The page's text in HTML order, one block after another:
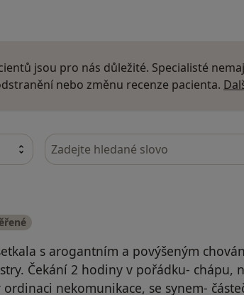
jsou pro nás důležité. Specialisté
nebo změnu recenze pacienta.
Hledejte v názorech
s arogantním a povýšeným
Čekání 2 hodiny v pořádku- chápu,
nekomunikace, se synem-